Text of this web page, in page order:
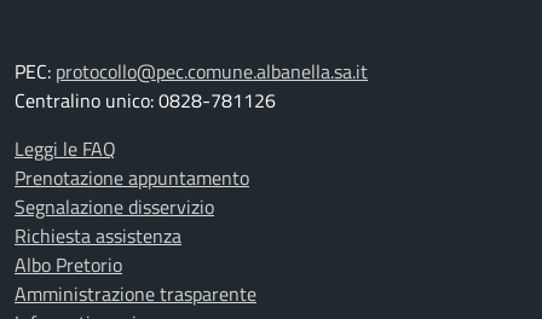
PEC: protocollo@pec.comune.albanella.sa.it
Centralino unico: 0828-781126
Leggi le FAQ
Prenotazione appuntamento
Segnalazione disservizio
Richiesta assistenza
Albo Pretorio
Amministrazione trasparente